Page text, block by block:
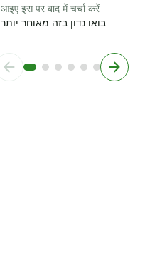
आइए इस पर बाद में चर्चा करें
בואו נדון בזה מאוחר יותר